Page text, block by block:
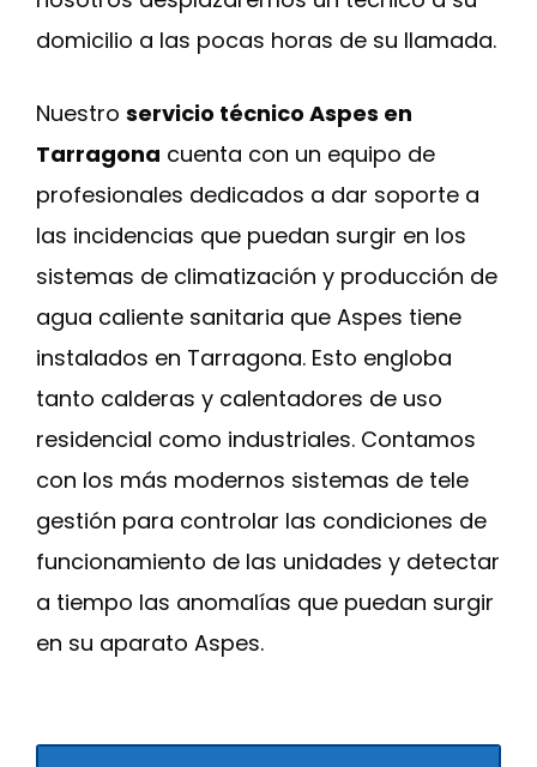
domicilio a las pocas horas de su llamada.
Nuestro servicio técnico Aspes en
Tarragona cuenta con un equipo de
profesionales dedicados a dar soporte a
las incidencias que puedan surgir en los
sistemas de climatización y producción de
agua caliente sanitaria que Aspes tiene
instalados en Tarragona. Esto engloba
tanto calderas y calentadores de uso
residencial como industriales. Contamos
con los más modernos sistemas de tele
gestión para controlar las condiciones de
funcionamiento de las unidades y detectar
a tiempo las anomalías que puedan surgir
en su aparato Aspes.